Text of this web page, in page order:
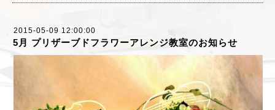
2015-05-09 12:00:00
5月 プリザーブドフラワーアレンジ教室のお知らせ